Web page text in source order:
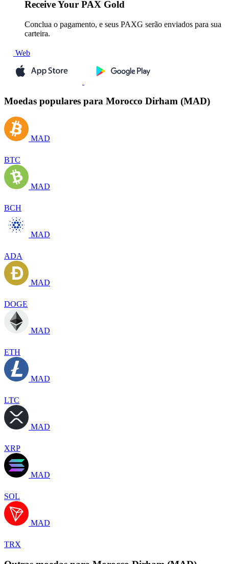
ReceiveYour PAX Gold
Conclua o pagamento, e seus PAXG serão enviados para sua
carteira.
Web
Moedas populares para Morocco Dirham (MAD)
MAD
BTC
MAD
BCH
MAD
ADA
MAD
DOGE
MAD
ETH
MAD
LTC
MAD
XRP
MAD
SOL
MAD
TRX